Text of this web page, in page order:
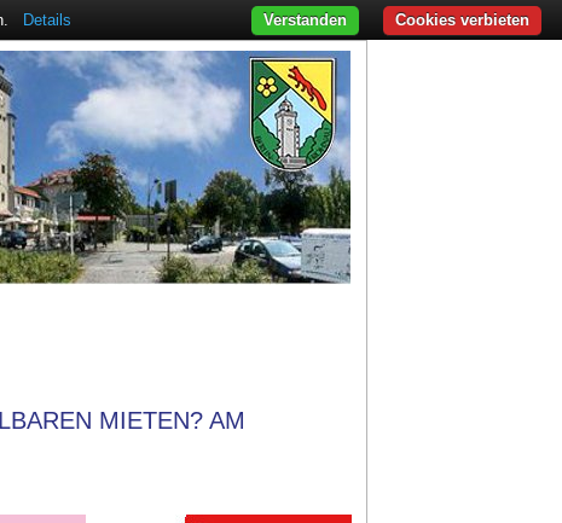
MIETEN? AM
Details Cookies verbieten
Verstanden